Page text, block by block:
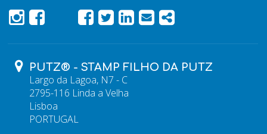
PÁGINA DO FACEBOOK
PÁGINA DO FACEBOOK
FACEBOOK
TWITTER
LINKEDIN
EMAIL
PUTZ® - STAMP FILHO DA PUTZ
Largo da Lagoa, N7 - C
2795-116 Linda a Velha
Lisboa
PORTUGAL